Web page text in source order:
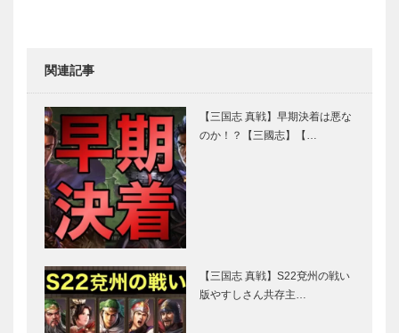
関連記事
【三国志 真戦】早期決着は悪な
のか！？【三國志】【…
【三国志 真戦】S22兗州の戦い
版やすしさん共存主…